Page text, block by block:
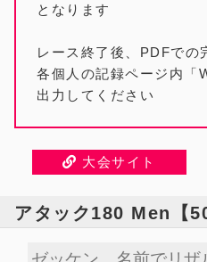
となります
レース終了後、PDFでの
各個人の記録ページ内「
出力してください
大会サイト
アタック180 Men【